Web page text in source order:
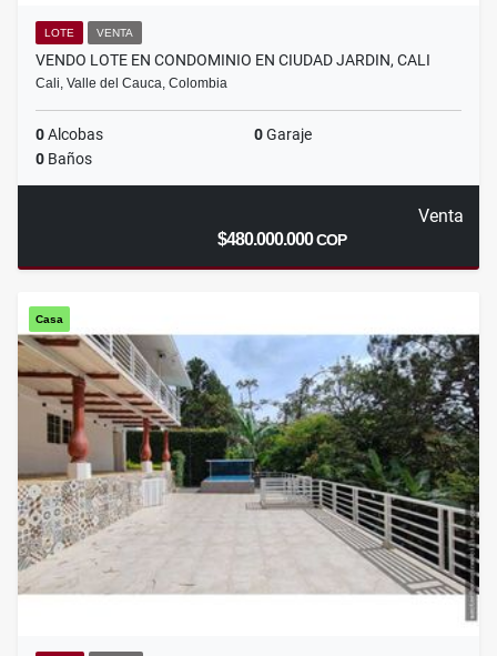
LOTE VENTA
VENDO LOTE EN CONDOMINIO EN CIUDAD JARDIN, CALI
Cali, Valle del Cauca, Colombia
0Alcobas 0Garaje
0 Baños
Venta
$480.000.000COP
Casa